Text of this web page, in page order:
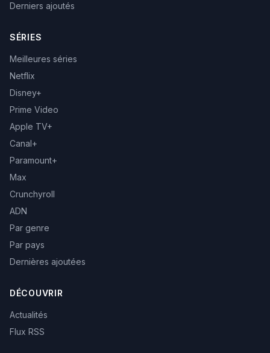
Derniers ajoutés
SÉRIES
Meilleures séries
Netflix
Disney+
Prime Video
Apple TV+
Canal+
Paramount+
Max
Crunchyroll
ADN
Par genre
Par pays
Dernières ajoutées
DÉCOUVRIR
Actualités
Flux RSS